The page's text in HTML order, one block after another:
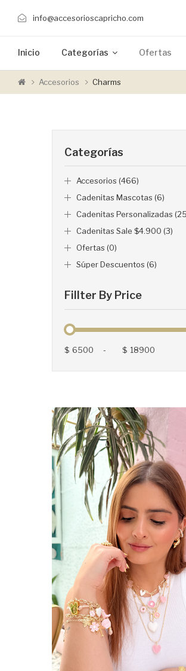
info@accesorioscapricho.com
Inicio Categorías Ofertas
Accesorios Charms
Fillter By Price
$ - $
Categorías
Accesorios (466)
Cadenitas Mascotas (6)
Cadenitas Personalizadas
Cadenitas Sale $4.900 (3)
Ofertas (0)
Súper Descuentos (6)